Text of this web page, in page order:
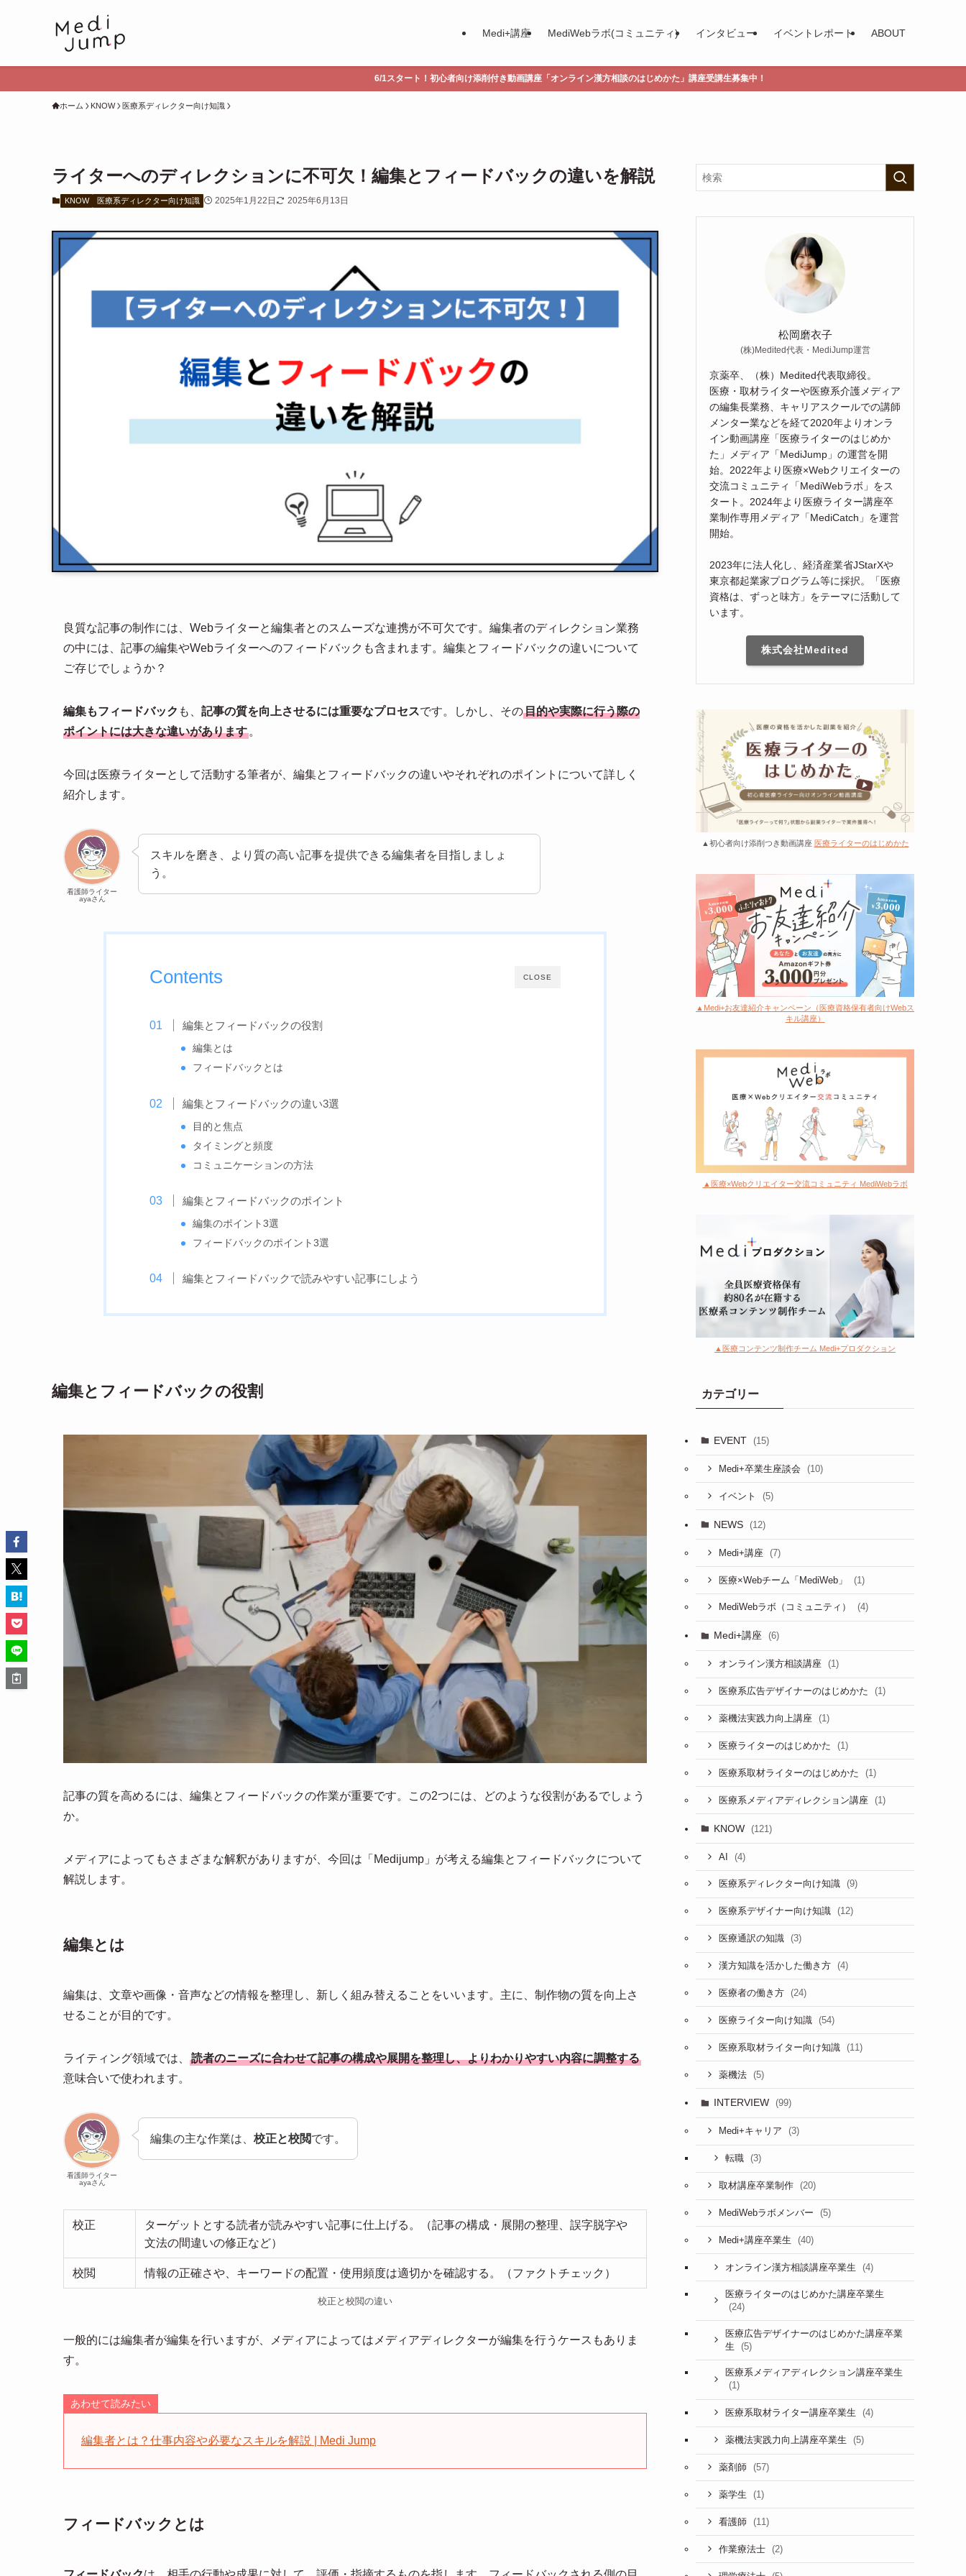
Medi+講座 MediWebラボ(コミュニティ) インタビュー イベントレポート ABOUT
6/1スタート！初心者向け添削付き動画講座「オンライン漢方相談のはじめかた」講座受講生募集中！
ホーム KNOW 医療系ディレクター向け知識
ライターへのディレクションに不可欠！編集とフィードバックの違いを解説
KNOW 医療系ディレクター向け知識 2025年1月22日 2025年6月13日
良質な記事の制作には、Webライターと編集者とのスムーズな連携が不可欠です。編集者のディレクション業務
の中には、記事の編集やWebライターへのフィードバックも含まれます。編集とフィードバックの違いについて
ご存じでしょうか？
編集もフィードバック も、 記事の質を向上させるには重要なプロセスです。しかし、その目的や実際に行う際の
ポイントには大きな違いがあります 。
今回は医療ライターとして活動する筆者が、編集とフィードバックの違いやそれぞれのポイントについて詳しく
紹介します。
看護師ライター
ayaさん
スキルを磨き、より質の高い記事を提供できる編集者を目指しましょ
う。
CLOSE
Contents
編集とフィードバックの役割
編集とは
フィードバックとは
編集とフィードバックの違い3選
目的と焦点
タイミングと頻度
コミュニケーションの方法
編集とフィードバックのポイント
編集のポイント3選
フィードバックのポイント3選
編集とフィードバックで読みやすい記事にしよう
編集とフィードバックの役割
記事の質を高めるには、編集とフィードバックの作業が重要です。この2つには、どのような役割があるでしょう
か。
メディアによってもさまざまな解釈がありますが、今回は「Medijump」が考える編集とフィードバックについて
解説します。
編集とは
編集は、文章や画像・音声などの情報を整理し、新しく組み替えることをいいます。主に、制作物の質を向上さ
せることが目的です。
ライティング領域では、
読者のニーズに合わせて記事の構成や展開を整理し、よりわかりやすい内容に調整する
意味合いで使われます。
看護師ライター
ayaさん
編集の主な作業は、 校正と校閲です。
校正
ターゲットとする読者が読みやすい記事に仕上げる。（記事の構成・展開の整理、誤字脱字や
文法の間違いの修正など）
校閲 情報の正確さや、キーワードの配置・使用頻度は適切かを確認する。（ファクトチェック）
校正と校閲の違い
一般的には編集者が編集を行いますが、メディアによってはメディアディレクターが編集を行うケースもありま
す。
あわせて読みたい
編集者とは？仕事内容や必要なスキルを解説 | Medi Jump
フィードバックとは
松岡磨衣子
(株)Medited代表・MediJump運営
京薬卒、（株）Medited代表取締役。
医療・取材ライターや医療系介護メディア
の編集長業務、キャリアスクールでの講師
メンター業などを経て2020年よりオンラ
イン動画講座「医療ライターのはじめか
た」メディア「MediJump」の運営を開
始。2022年より医療×Webクリエイターの
交流コミュニティ「MediWebラボ」をス
タート。2024年より医療ライター講座卒
業制作専用メディア「MediCatch」を運営
開始。
2023年に法人化し、経済産業省JStarXや
東京都起業家プログラム等に採択。「医療
資格は、ずっと味方」をテーマに活動して
います。
株式会社Medited
▲初心者向け添削つき動画講座 医療ライターのはじめかた
▲Medi+お友達紹介キャンペーン（医療資格保有者向けWebス
キル講座）
▲医療×Webクリエイター交流コミュニティ MediWebラボ
▲医療コンテンツ制作チーム Medi+プロダクション
カテゴリー
EVENT (15)
Medi+卒業生座談会 (10)
イベント (5)
NEWS (12)
Medi+講座 (7)
医療×Webチーム「MediWeb」 (1)
MediWebラボ（コミュニティ） (4)
Medi+講座 (6)
オンライン漢方相談講座 (1)
医療系広告デザイナーのはじめかた (1)
薬機法実践力向上講座 (1)
医療ライターのはじめかた (1)
医療系取材ライターのはじめかた (1)
医療系メディアディレクション講座 (1)
KNOW (121)
AI (4)
医療系ディレクター向け知識 (9)
医療系デザイナー向け知識 (12)
医療通訳の知識 (3)
漢方知識を活かした働き方 (4)
医療者の働き方 (24)
医療ライター向け知識 (54)
医療系取材ライター向け知識 (11)
薬機法 (5)
INTERVIEW (99)
Medi+キャリア (3)
転職 (3)
取材講座卒業制作 (20)
MediWebラボメンバー (5)
Medi+講座卒業生 (40)
オンライン漢方相談講座卒業生 (4)
医療ライターのはじめかた講座卒業生
(24)
医療広告デザイナーのはじめかた講座卒業
生
(5)
医療系メディアディレクション講座卒業生
(1)
医療系取材ライター講座卒業生 (4)
薬機法実践力向上講座卒業生 (5)
薬剤師 (57)
薬学生 (1)
看護師 (11)
作業療法士 (2)